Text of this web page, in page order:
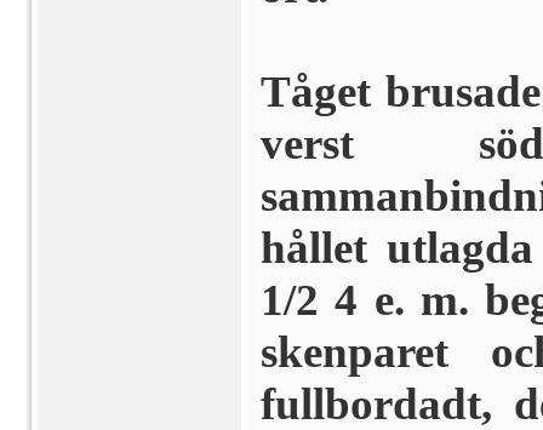
Tåget
verst
hållet
1/2 4 e. m.
skenparet
fullbordadt,